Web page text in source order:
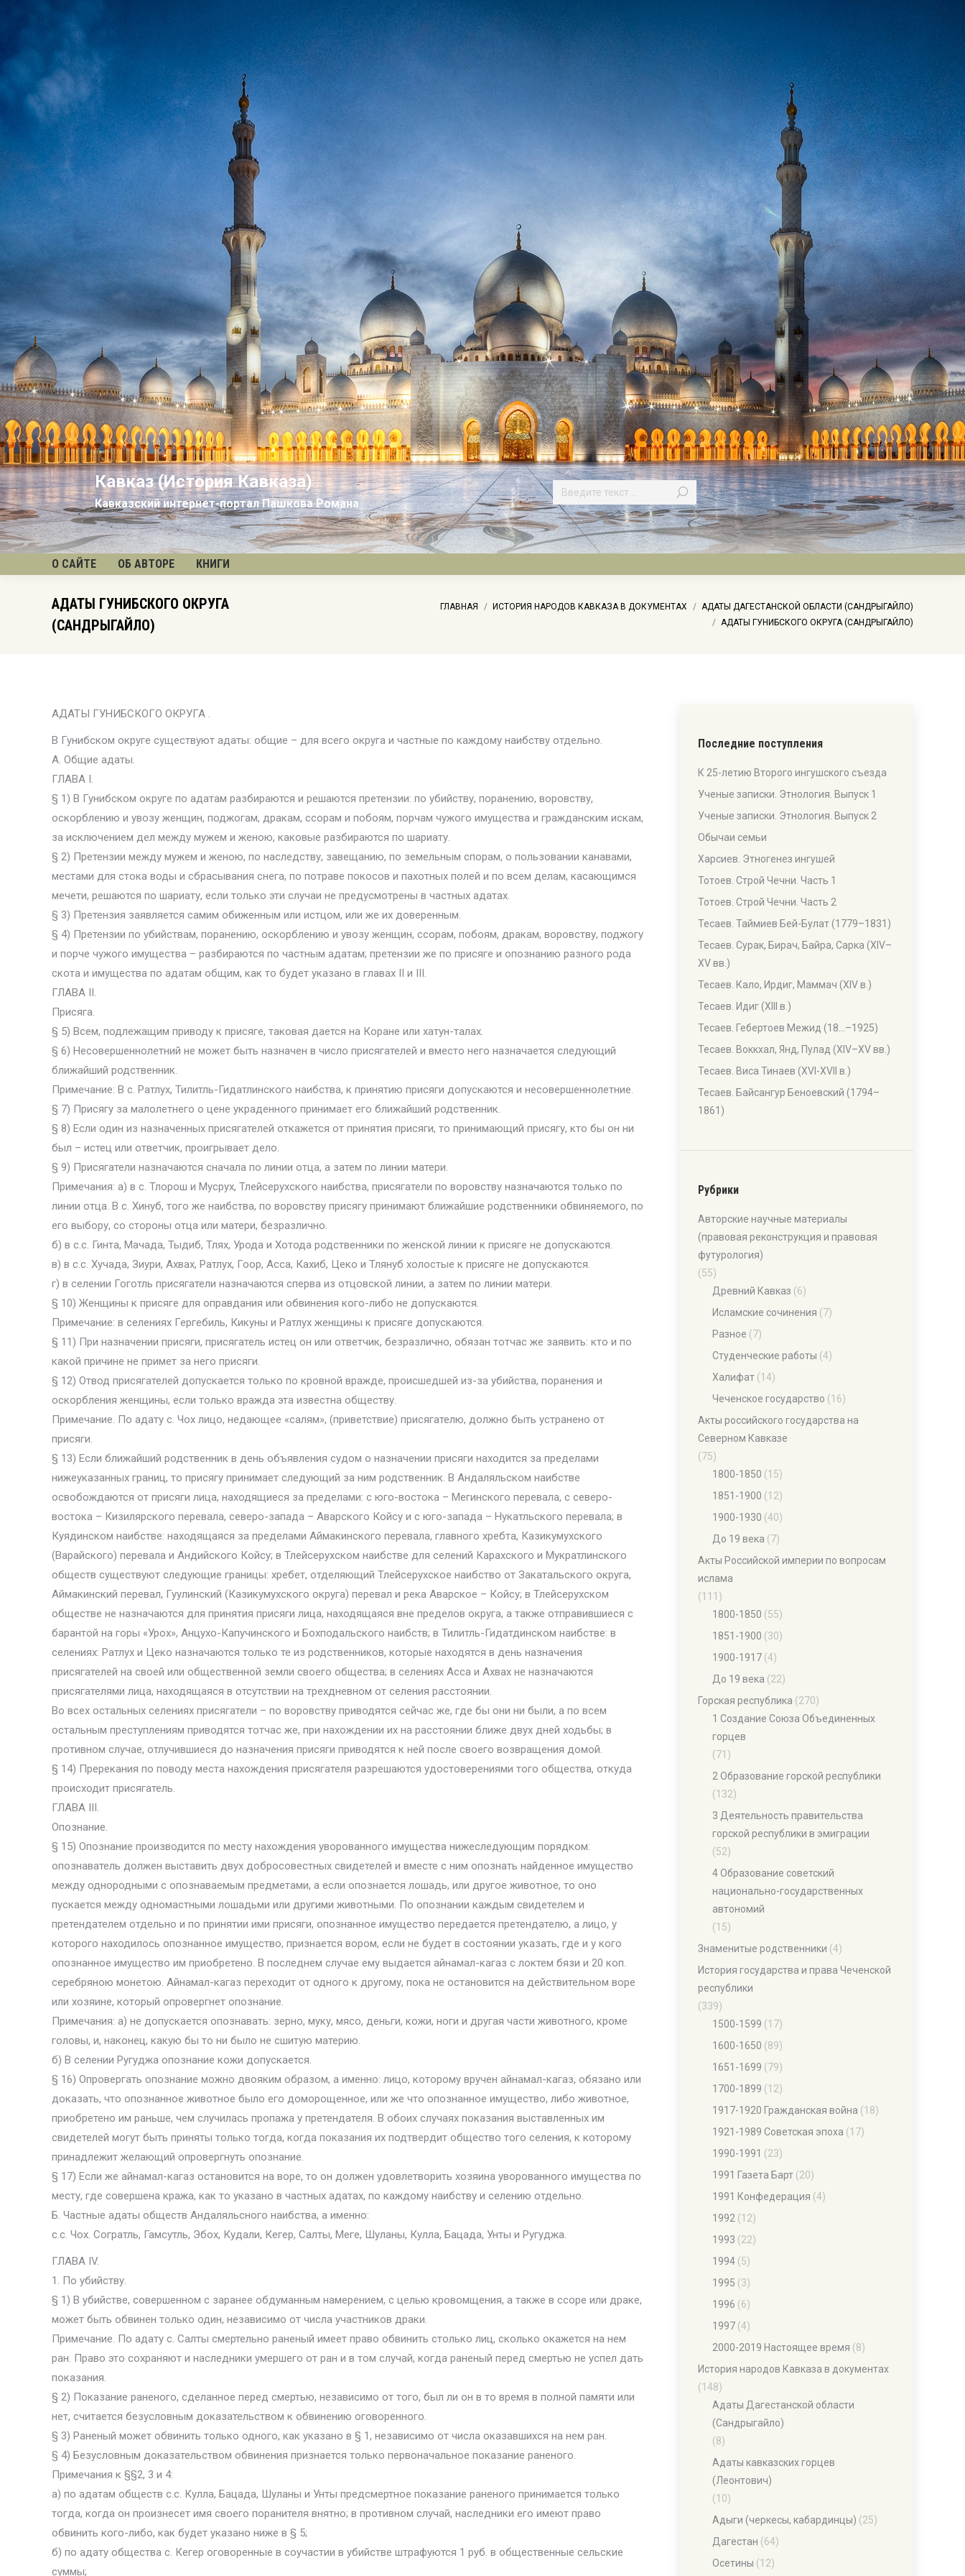
Кавказ (История Кавказа)
Кавказский интернет-портал Пашкова Романа
О САЙТЕ ОБ АВТОРЕ КНИГИ
АДАТЫ ГУНИБСКОГО ОКРУГА
(САНДРЫГАЙЛО)
ГЛАВНАЯ ИСТОРИЯ НАРОДОВ КАВКАЗА В ДОКУМЕНТАХ
АДАТЫ ДАГЕСТАНСКОЙ ОБЛАСТИ (САНДРЫГАЙЛО)
АДАТЫ ГУНИБСКОГО ОКРУГА (САНДРЫГАЙЛО)
АДАТЫ ГУНИБСКОГО ОКРУГА .
В Гунибском округе существуют адаты: общие – для всего округа и частные по каждому наибству отдельно.
А. Общие адаты.
ГЛАВА I.
§ 1) В Гунибском округе по адатам разбираются и решаются претензии: по убийству, поранению, воровству,
оскорблению и увозу женщин, поджогам, дракам, ссорам и побоям, порчам чужого имущества и гражданским искам,
за исключением дел между мужем и женою, каковые разбираются по шариату.
§ 2) Претензии между мужем и женою, по наследству, завещанию, по земельным спорам, о пользовании канавами,
местами для стока воды и сбрасывания снега, по потраве покосов и пахотных полей и по всем делам, касающимся
мечети, решаются по шариату, если только эти случаи не предусмотрены в частных адатах.
§ 3) Претензия заявляется самим обиженным или истцом, или же их доверенным.
§ 4) Претензии по убийствам, поранению, оскорблению и увозу женщин, ссорам, побоям, дракам, воровству, поджогу
и порче чужого имущества – разбираются по частным адатам; претензии же по присяге и опознанию разного рода
скота и имущества по адатам общим, как то будет указано в главах II и III.
ГЛАВА II.
Присяга.
§ 5) Всем, подлежащим приводу к присяге, таковая дается на Коране или хатун-талах.
§ 6) Несовершеннолетний не может быть назначен в число присягателей и вместо него назначается следующий
ближайший родственник.
Примечание: В с. Ратлух, Тилитль-Гидатлинского наибства, к принятию присяги допускаются и несовершеннолетние.
§ 7) Присягу за малолетнего о цене украденного принимает его ближайший родственник.
§ 8) Если один из назначенных присягателей откажется от принятия присяги, то принимающий присягу, кто бы он ни
был – истец или ответчик, проигрывает дело.
§ 9) Присягатели назначаются сначала по линии отца, а затем по линии матери.
Примечания: а) в с. Тлорош и Мусрух, Тлейсерухского наибства, присягатели по воровству назначаются только по
линии отца. В с. Хинуб, того же наибства, по воровству присягу принимают ближайшие родственники обвиняемого, по
его выбору, со стороны отца или матери, безразлично.
б) в с.с. Гинта, Мачада, Тыдиб, Тлях, Урода и Хотода родственники по женской линии к присяге не допускаются.
в) в с.с. Хучада, Зиури, Ахвах, Ратлух, Гоор, Асса, Кахиб, Цеко и Тлянуб холостые к присяге не допускаются.
г) в селении Гоготль присягатели назначаются сперва из отцовской линии, а затем по линии матери.
§ 10) Женщины к присяге для оправдания или обвинения кого-либо не допускаются.
Примечание: в селениях Гергебиль, Кикуны и Ратлух женщины к присяге допускаются.
§ 11) При назначении присяги, присягатель истец он или ответчик, безразлично, обязан тотчас же заявить: кто и по
какой причине не примет за него присяги.
§ 12) Отвод присягателей допускается только по кровной вражде, происшедшей из-за убийства, поранения и
оскорбления женщины, если только вражда эта известна обществу.
Примечание. По адату с. Чох лицо, недающее «салям», (приветствие) присягателю, должно быть устранено от
присяги.
§ 13) Если ближайший родственник в день объявления судом о назначении присяги находится за пределами
нижеуказанных границ, то присягу принимает следующий за ним родственник. В Андаляльском наибстве
освобождаются от присяги лица, находящиеся за пределами: с юго-востока – Мегинского перевала, с северо-
востока – Кизилярского перевала, северо-запада – Аварского Койсу и с юго-запада – Нукатльского перевала; в
Куядинском наибстве: находящаяся за пределами Аймакинского перевала, главного хребта, Казикумухского
(Варайского) перевала и Андийского Койсу; в Тлейсерухском наибстве для селений Карахского и Мукратлинского
обществ существуют следующие границы: хребет, отделяющий Тлейсерухское наибство от Закатальского округа,
Аймакинский перевал, Гуулинский (Казикумухского округа) перевал и река Аварское – Койсу; в Тлейсерухском
обществе не назначаются для принятия присяги лица, находящаяся вне пределов округа, а также отправившиеся с
барантой на горы «Урох», Анцухо-Капучинского и Бохподальского наибств; в Тилитль-Гидатдинском наибстве: в
селениях: Ратлух и Цеко назначаются только те из родственников, которые находятся в день назначения
присягателей на своей или общественной земли своего общества; в селениях Асса и Ахвах не назначаются
присягателями лица, находящаяся в отсутствии на трехдневном от селения расстоянии.
Во всех остальных селениях присягатели – по воровству приводятся сейчас же, где бы они ни были, а по всем
остальным преступлениям приводятся тотчас же, при нахождении их на расстоянии ближе двух дней ходьбы; в
противном случае, отлучившиеся до назначения присяги приводятся к ней после своего возвращения домой.
§ 14) Пререкания по поводу места нахождения присягателя разрешаются удостоверениями того общества, откуда
происходит присягатель.
ГЛАВА III.
Опознание.
§ 15) Опознание производится по месту нахождения уворованного имущества нижеследующим порядком:
опознаватель должен выставить двух добросовестных свидетелей и вместе с ним опознать найденное имущество
между однородными с опознаваемым предметами, а если опознается лошадь, или другое животное, то оно
пускается между одномастными лошадьми или другими животными. По опознании каждым свидетелем и
претендателем отдельно и по принятии ими присяги, опознанное имущество передается претендателю, а лицо, у
которого находилось опознанное имущество, признается вором, если не будет в состоянии указать, где и у кого
опознанное имущество им приобретено. В последнем случае ему выдается айнамал-кагаз с локтем бязи и 20 коп.
серебряною монетою. Айнамал-кагаз переходит от одного к другому, пока не остановится на действительном воре
или хозяине, который опровергнет опознание.
Примечания: а) не допускается опознавать: зерно, муку, мясо, деньги, кожи, ноги и другая части животного, кроме
головы, и, наконец, какую бы то ни было не сшитую материю.
б) В селении Ругуджа опознание кожи допускается.
§ 16) Опровергать опознание можно двояким образом, а именно: лицо, которому вручен айнамал-кагаз, обязано или
доказать, что опознанное животное было его доморощенное, или же что опознанное имущество, либо животное,
приобретено им раньше, чем случилась пропажа у претендателя. В обоих случаях показания выставленных им
свидетелей могут быть приняты только тогда, когда показания их подтвердит общество того селения, к которому
принадлежит желающий опровергнуть опознание.
§ 17) Если же айнамал-кагаз остановится на воре, то он должен удовлетворить хозяина уворованного имущества по
месту, где совершена кража, как то указано в частных адатах, по каждому наибству и селению отдельно.
Б. Частные адаты обществ Андаляльсного наибства, а именно:
с.с. Чох. Согратль, Гамсутль, Эбох, Кудали, Кегер, Салты, Meгe, Шуланы, Кулла, Бацада, Унты и Ругуджа.
ГЛАВА IV.
1. По убийству.
§ 1) В убийстве, совершенном с заранее обдуманным намерением, с целью кровомщения, а также в ссopе или драке,
может быть обвинен только один, независимо от числа участников драки.
Примечание. По адату с. Салты смертельно раненый имеет право обвинить столько лиц, сколько окажется на нем
ран. Право это сохраняют и наследники умершего от ран и в том случай, когда раненый перед смертью не успел дать
показания.
§ 2) Показание раненого, сделанное перед смертью, независимо от того, был ли он в то время в полной памяти или
нет, считается безусловным доказательством к обвинению оговоренного.
§ 3) Раненый может обвинить только одного, как указано в § 1, независимо от числа оказавшихся на нем ран.
§ 4) Безусловным доказательством обвинения признается только первоначальное показание раненого.
Примечания к §§2, 3 и 4:
а) по адатам обществ с.с. Кулла, Бацада, Шуланы и Унты предсмертное показание раненого принимается только
тогда, когда он произнесет имя своего поранителя внятно; в противном случай, наследники его имеют право
обвинить кого-либо, как будет указано ниже в § 5;
б) по адату общества с. Кегер оговоренные в соучастии в убийстве штрафуются 1 руб. в общественные сельские
суммы;
Последние поступления
К 25-летию Второго ингушского съезда
Ученые записки. Этнология. Выпуск 1
Ученые записки. Этнология. Выпуск 2
Обычаи семьи
Харсиев. Этногенез ингушей
Тотоев. Строй Чечни. Часть 1
Тотоев. Строй Чечни. Часть 2
Тесаев. Таймиев Бей-Булат (1779–1831)
Тесаев. Сурак, Бирач, Байра, Сарка (XIV–
XV вв.)
Тесаев. Кало, Ирдиг, Маммач (XIV в.)
Тесаев. Идиг (XIII в.)
Тесаев. Гебертоев Межид (18…–1925)
Тесаев. Воккхал, Янд, Пулад (XIV–XV вв.)
Тесаев. Виса Тинаев (XVI-XVII в.)
Тесаев. Байсангур Беноевский (1794–
1861)
Рубрики
Авторские научные материалы
(правовая реконструкция и правовая
футурология)
(55)
Древний Кавказ (6)
Исламские сочинения (7)
Разное (7)
Студенческие работы (4)
Халифат (14)
Чеченское государство (16)
Акты российского государства на
Северном Кавказе
(75)
1800-1850 (15)
1851-1900 (12)
1900-1930 (40)
До 19 века (7)
Акты Российской империи по вопросам
ислама
(111)
1800-1850 (55)
1851-1900 (30)
1900-1917 (4)
До 19 века (22)
Горская республика (270)
1 Создание Союза Объединенных
горцев
(71)
2 Образование горской республики
(132)
3 Деятельность правительства
горской республики в эмиграции
(52)
4 Образование советский
национально-государственных
автономий
(15)
Знаменитые родственники (4)
История государства и права Чеченской
республики
(339)
1500-1599 (17)
1600-1650 (89)
1651-1699 (79)
1700-1899 (12)
1917-1920 Гражданская война (18)
1921-1989 Советская эпоха (17)
1990-1991 (23)
1991 Газета Барт (20)
1991 Конфедерация (4)
1992 (12)
1993 (22)
1994 (5)
1995 (3)
1996 (6)
1997 (4)
2000-2019 Настоящее время (8)
История народов Кавказа в документах
(148)
Адаты Дагестанской области
(Сандрыгайло)
(8)
Адаты кавказских горцев
(Леонтович)
(10)
Адыги (черкесы, кабардинцы) (25)
Дагестан (64)
Осетины (12)